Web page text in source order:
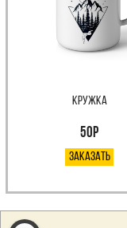
кружка
50р
Заказать